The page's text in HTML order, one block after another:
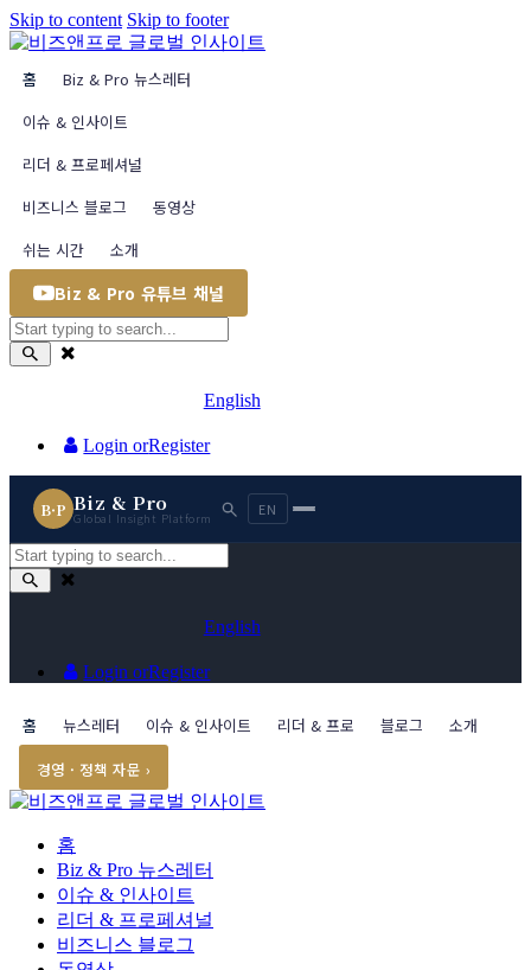
Skip to content Skip to footer
홈
Biz & Pro 뉴스레터
이슈 & 인사이트
리더 & 프로페셔널
비즈니스 블로그
동영상
쉬는 시간
소개
Biz & Pro 유튜브 채널
English
Login orRegister
B·P Biz & Pro
Global Insight Platform EN
English
Login orRegister
홈 뉴스레터 이슈 & 인사이트 리더 & 프로 블로그
소개
경영 · 정책 자문 ›
홈
Biz & Pro 뉴스레터
이슈 & 인사이트
리더 & 프로페셔널
비즈니스 블로그